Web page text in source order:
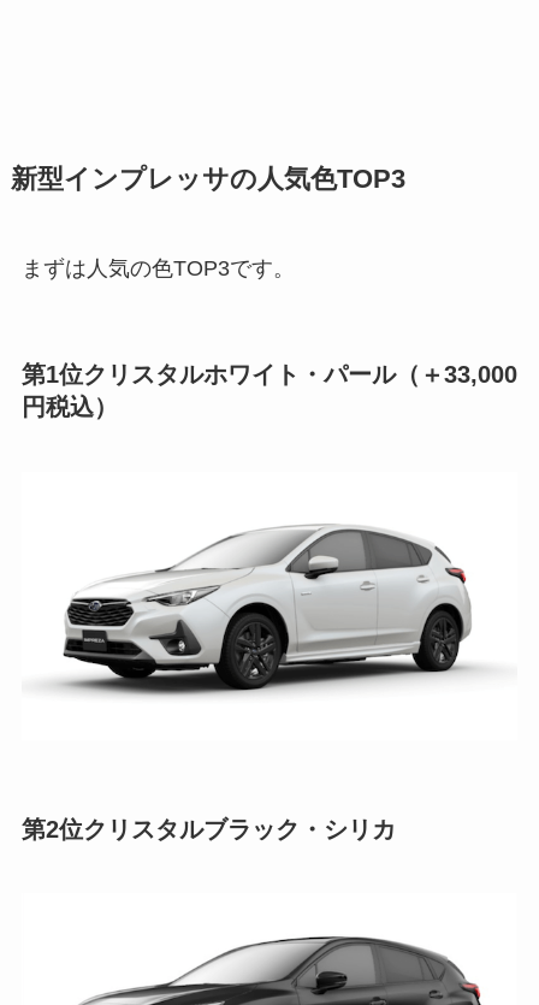
新型インプレッサの人気色TOP3
まずは人気の色TOP3です。
第1位クリスタルホワイト・パール（＋33,000
円税込）
第2位クリスタルブラック・シリカ